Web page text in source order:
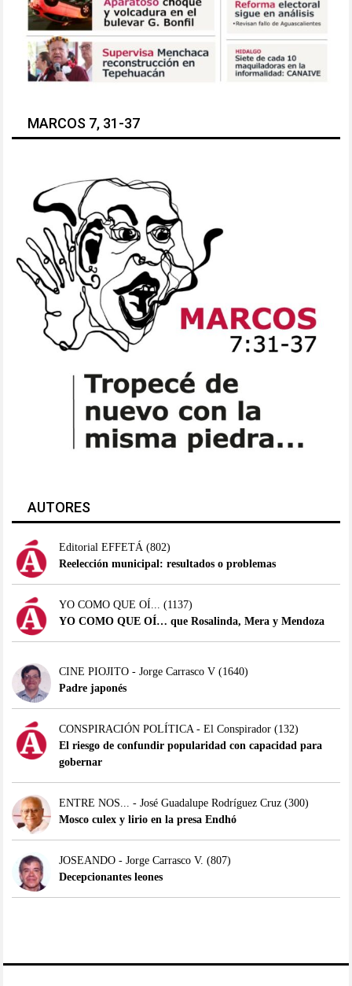
MARCOS 7, 31-37
AUTORES
Editorial EFFETÁ(802)
Reelección municipal: resultados o problemas
YO COMO QUE OÍ... (1137)
YO COMO QUE OÍ… que Rosalinda, Mera y Mendoza
CINE PIOJITO - Jorge Carrasco V(1640)
Padre japonés
CONSPIRACIÓN POLÍTICA - El Conspirador(132)
El riesgo de confundir popularidad con capacidad para
gobernar
ENTRE NOS... - José Guadalupe Rodríguez Cruz(300)
Mosco culex y lirio en la presa Endhó
JOSEANDO - Jorge Carrasco V. (807)
Decepcionantes leones